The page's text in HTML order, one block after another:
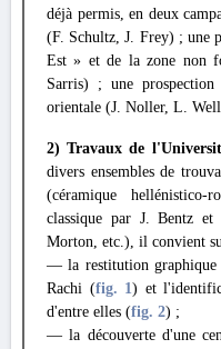
déjà permis, en deux
(F. Schultz, J. Frey) ; une
Est » et de la zone non
Sarris) ; une
orientale (J. Noller, L.
2) Travaux de
divers ensembles de
(céramique
classique par J. Bentz
Morton, etc.), il convient
— la restitution graphique
Rachi (fig. 1) et
d'entre elles (fig. 2) ;
— la découverte d'une